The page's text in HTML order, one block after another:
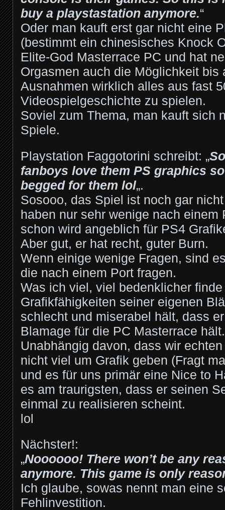
buy a playstastation anymore.“
Oder man kauft erst gar nicht eine
(bestimmt ein chinesisches Knock
Elite-God Masterrace PC und hat
Orgasmen auch die Möglichkeit bis
Ausnahmen wirklich alles aus fast
Videospielgeschichte zu spielen.
Soviel zum Thema, man kauft sich
Spiele.
Playstation Faggotorini schreibt: „
fanboys love them PS graphics
begged for them lol„.
Sosooo, das Spiel ist noch gar
haben nur sehr wenige nach einem
schon wird angeblich für PS4
Aber gut, er hat recht, guter Burn.
Wenn einige wenige Fragen, sind
die nach einem Port fragen.
Was ich viel, viel bedenklicher
Grafikfähigkeiten seiner eigenen
schlecht und miserabel hält, dass
Blamage für die PC Masterrace hält.
Unabhängig davon, dass wir
nicht viel um Grafik geben (Fragt
und es für uns primär eine Nice to
es am traurigsten, dass er seinen
einmal zu realisieren scheint.
lol
Nächster!:
„Noooooo! There won’t be any
anymore. This game is only
Ich glaube, sowas nennt man eine
Fehlinvestition.